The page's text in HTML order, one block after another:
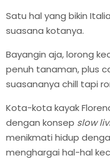
Satu hal yang bikin
suasana kotanya.
Bayangin aja, lorong
penuh tanaman, plus
suasananya chill tapi
Kota-kota kayak
dengan konsep slow
menikmati hidup
menghargai hal-hal